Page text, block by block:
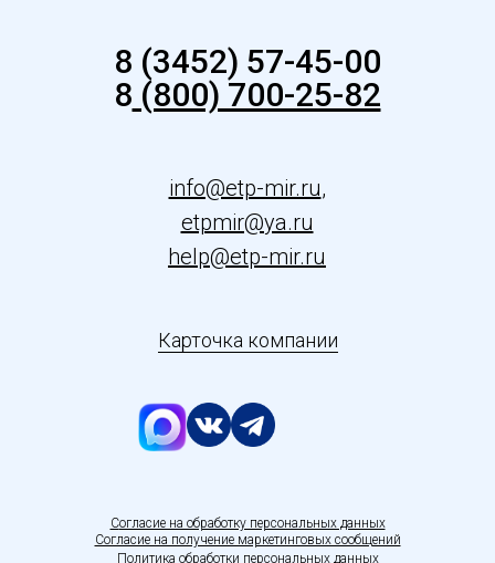
Карточка компании
8 (3452) 57-45-00
8 (800) 700-25-82
info@etp-mir.ru,
etpmir@ya.ru
help@etp-mir.ru
Согласие на обработку персональных данных
Согласие на получение маркетинговых сообщений
Политика обработки персональных данных